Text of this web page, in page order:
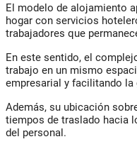
El modelo de alojamiento
hogar con servicios
trabajadores que
En este sentido, el
trabajo en un mismo
empresarial y facilitando la
Además, su ubicación
tiempos de traslado hacia
del personal.